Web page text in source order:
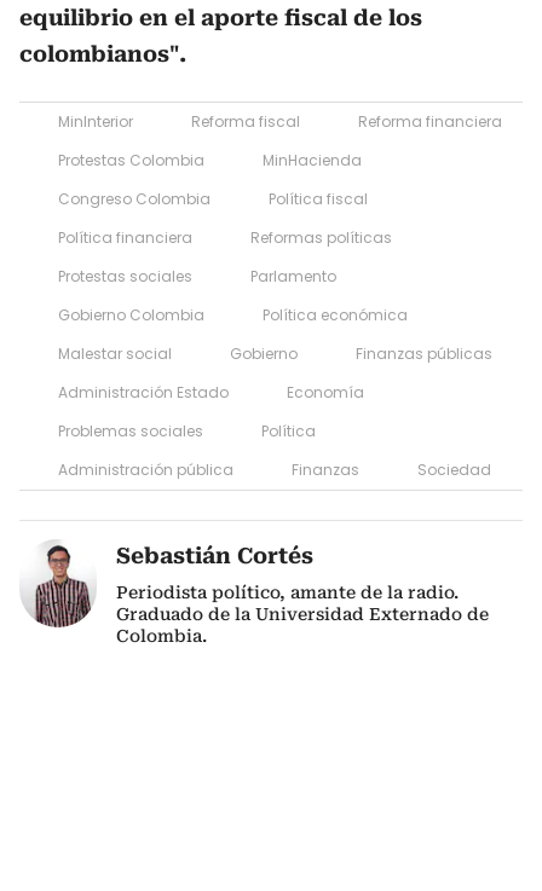
equilibrio en el aporte fiscal de los
colombianos".
MinInterior Reforma fiscal
Reforma financiera
Protestas Colombia
MinHacienda
Congreso Colombia
Política fiscal
Política financiera
Reformas políticas
Protestas sociales
Parlamento
Gobierno Colombia
Política económica
Malestar social
Gobierno
Finanzas públicas
Administración Estado
Economía
Problemas sociales
Política
Administración pública
Finanzas Sociedad
Sebastián Cortés
Periodista político, amante de la radio.
Graduado de la Universidad Externado de
Colombia.